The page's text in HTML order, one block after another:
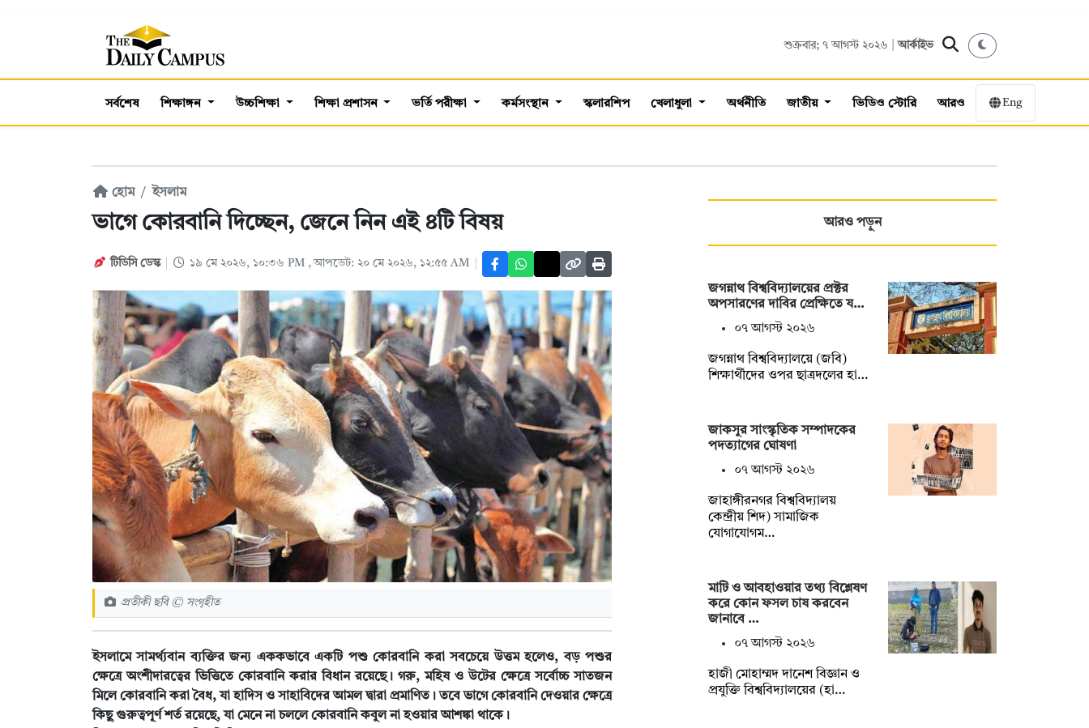
শুক্রবার; ৭ আগস্ট ২০২৬ |আর্কাইভ
সর্বশেষ শিক্ষাঙ্গন উচ্চশিক্ষা শিক্ষা প্রশাসন ভর্তি পরীক্ষা কর্মসংস্থান স্কলারশিপ খেলাধুলা অর্থনীতি জাতীয় ভিডিও স্টোরি আরও Eng
হোম ইসলাম
ভাগে কোরবানি দিচ্ছেন, জেনে নিন এই ৪টি বিষয়
টিডিসি ডেস্ক ১৯ মে ২০২৬, ১০:৩৬ PM , আপডেট: ২০ মে ২০২৬, ১২:৫৫ AM
প্রতীকী ছবি © সংগৃহীত
ইসলামে সামর্থ্যবান ব্যক্তির জন্য এককভাবে একটি পশু কোরবানি করা সবচেয়ে উত্তম হলেও, বড় পশুর
ক্ষেত্রে অংশীদারত্বের ভিত্তিতে কোরবানি করার বিধান রয়েছে। গরু, মহিষ ও উটের ক্ষেত্রে সর্বোচ্চ সাতজন
মিলে কোরবানি করা বৈধ, যা হাদিস ও সাহাবিদের আমল দ্বারা প্রমাণিত। তবে ভাগে কোরবানি দেওয়ার ক্ষেত্রে
কিছু গুরুত্বপূর্ণ শর্ত রয়েছে, যা মেনে না চললে কোরবানি কবুল না হওয়ার আশঙ্কা থাকে।
আরও পড়ুন
জগন্নাথ বিশ্ববিদ্যালয়ের প্রক্টর
অপসারণের দাবির প্রেক্ষিতে য…
০৭ আগস্ট ২০২৬
জগন্নাথ বিশ্ববিদ্যালয়ে (জবি)
শিক্ষার্থীদের ওপর ছাত্রদলের হা…
জাকসুর সাংস্কৃতিক সম্পাদকের
পদত্যাগের ঘোষণা
০৭ আগস্ট ২০২৬
‎জাহাঙ্গীরনগর বিশ্ববিদ্যালয়
কেন্দ্রীয় শিদ) সামাজিক
যোগাযোগম…
মাটি ও আবহাওয়ার তথ্য বিশ্লেষণ
করে কোন ফসল চাষ করবেন
জানাবে …
০৭ আগস্ট ২০২৬
হাজী মোহাম্মদ দানেশ বিজ্ঞান ও
প্রযুক্তি বিশ্ববিদ্যালয়ের (হা…